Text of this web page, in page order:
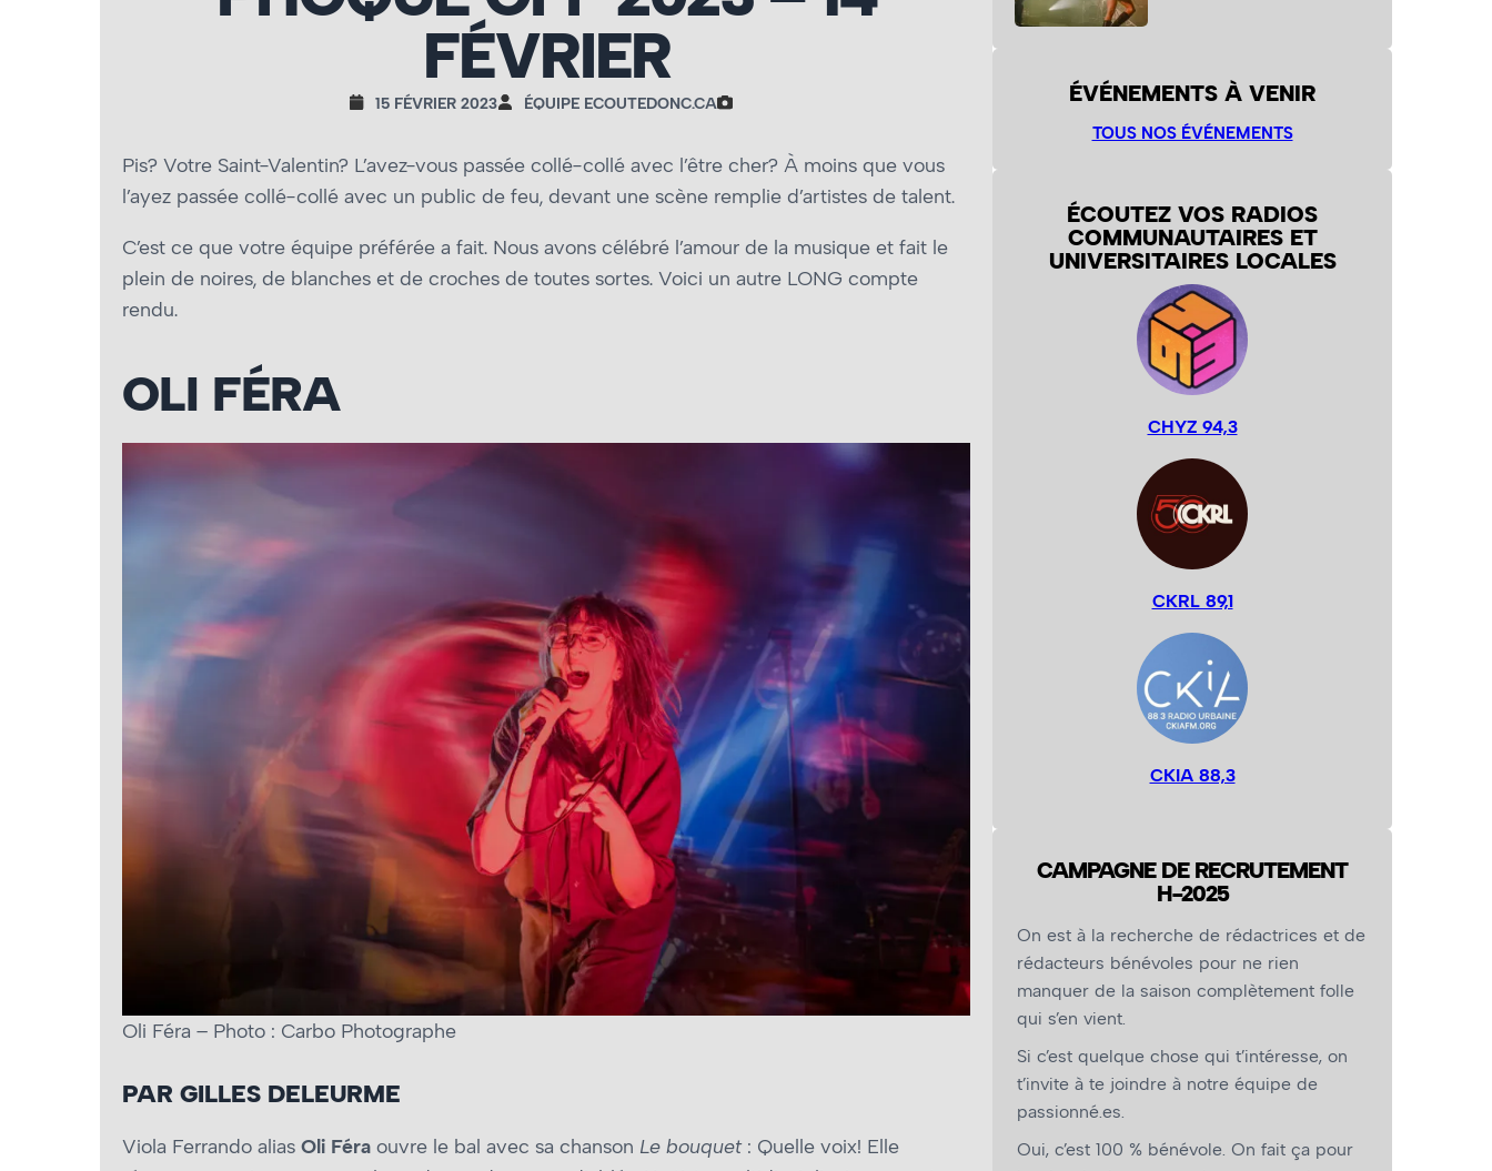
FÉVRIER
15 FÉVRIER 2023 ÉQUIPE ECOUTEDONC.CA
Pis? Votre Saint-Valentin? L’avez-vous passée collé-collé avec l’être cher? À moins que vous
l’ayez passée collé-collé avec un public de feu, devant une scène remplie d’artistes de talent.
C’est ce que votre équipe préférée a fait. Nous avons célébré l’amour de la musique et fait le
plein de noires, de blanches et de croches de toutes sortes. Voici un autre LONG compte
rendu.
OLI FÉRA
Oli Féra – Photo : Carbo Photographe
PAR GILLES DELEURME
Viola Ferrando alias Oli Féra ouvre le bal avec sa chanson Le bouquet: Quelle voix! Elle
ÉVÉNEMENTS À VENIR
TOUS NOS ÉVÉNEMENTS
ÉCOUTEZ VOS RADIOS
COMMUNAUTAIRES ET
UNIVERSITAIRES LOCALES
CHYZ 94,3
CKRL 89,1
CKIA 88,3
CAMPAGNE DE RECRUTEMENT
H-2025
On est à la recherche de rédactrices et de
rédacteurs bénévoles pour ne rien
manquer de la saison complètement folle
qui s’en vient.
Si c’est quelque chose qui t’intéresse, on
t’invite à te joindre à notre équipe de
passionné.es.
Oui, c’est 100 % bénévole. On fait ça pour